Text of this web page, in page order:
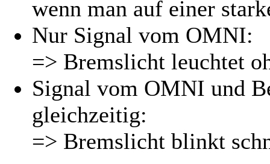
wenn man auf einer
Nur Signal vom OMNI:
=> Bremslicht leuchtet
Signal vom OMNI und
gleichzeitig:
=> Bremslicht blinkt